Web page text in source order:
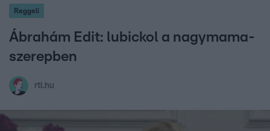
Reggeli
Ábrahám Edit: lubickol a nagymama-
szerepben
rtl.hu